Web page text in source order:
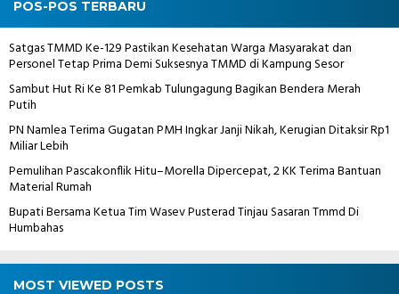
POS-POS TERBARU
Satgas TMMD Ke-129 Pastikan Kesehatan Warga Masyarakat dan
Personel Tetap Prima Demi Suksesnya TMMD di Kampung Sesor
Sambut Hut Ri Ke 81 Pemkab Tulungagung Bagikan Bendera Merah
Putih
PN Namlea Terima Gugatan PMH Ingkar Janji Nikah, Kerugian Ditaksir Rp1
Miliar Lebih
Pemulihan Pascakonflik Hitu–Morella Dipercepat, 2 KK Terima Bantuan
Material Rumah
Bupati Bersama Ketua Tim Wasev Pusterad Tinjau Sasaran Tmmd Di
Humbahas
MOST VIEWED POSTS